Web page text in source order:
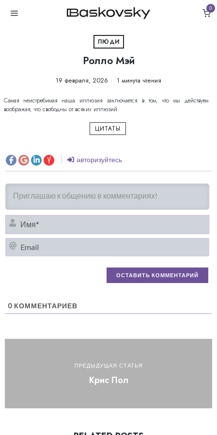
0
ЛЮДИ
Ролло Мэй
19 февраля, 2026 1 минута чтения
Самая неистребимая наша иллюзия заключается в том, что мы действуем
воображая, что свободны от всяких иллюзий.
ЦИТАТЫ
авторизуйтесь
0 КОММЕНТАРИЕВ
ПРЕДЫДУЩАЯ СТАТЬЯ
Крис Пол